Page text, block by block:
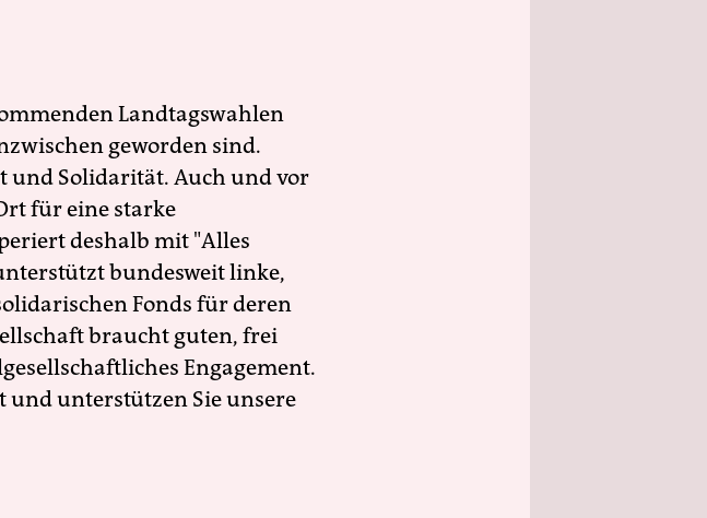
Landtagswahlen
geworden sind.
und Solidarität. Auch und vor
für eine starke
deshalb mit "Alles
bundesweit linke,
Fonds für deren
braucht guten, frei
Engagement.
und unterstützen Sie unsere